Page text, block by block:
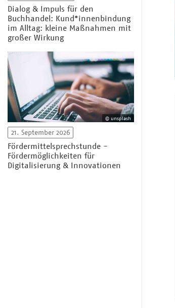
Dialog & Impuls für den
Buchhandel: Kund*innenbindung
im Alltag: kleine Maßnahmen mit
großer Wirkung
© unsplash
21. September 2026
Fördermittelsprechstunde -
Fördermöglichkeiten für
Digitalisierung & Innovationen